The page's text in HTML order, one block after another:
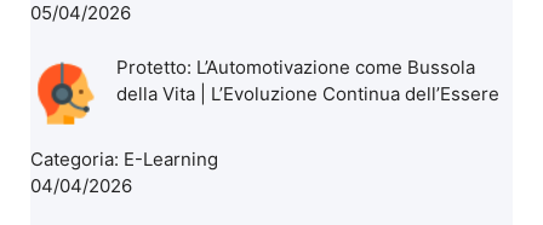
05/04/2026
Protetto: L’Automotivazione come Bussola
della Vita | L’Evoluzione Continua dell’Essere
Categoria: E-Learning
04/04/2026